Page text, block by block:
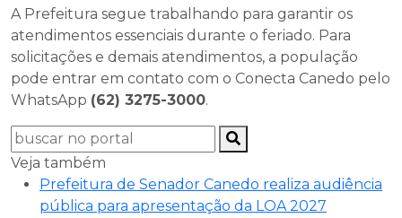
A Prefeitura segue trabalhando para garantir os
atendimentos essenciais durante o feriado. Para
solicitações e demais atendimentos, a população
pode entrar em contato com o Conecta Canedo pelo
WhatsApp (62) 3275-3000.
Veja também
Prefeitura de Senador Canedo realiza audiência
pública para apresentação da LOA 2027